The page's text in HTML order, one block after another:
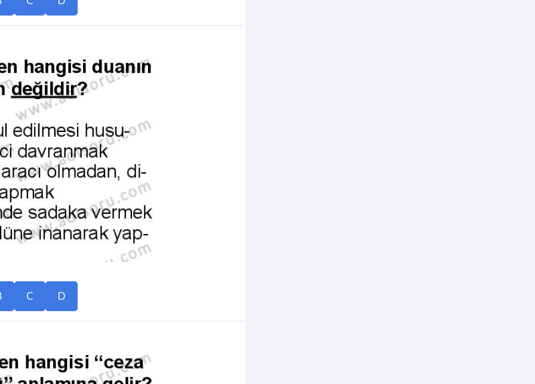
C D